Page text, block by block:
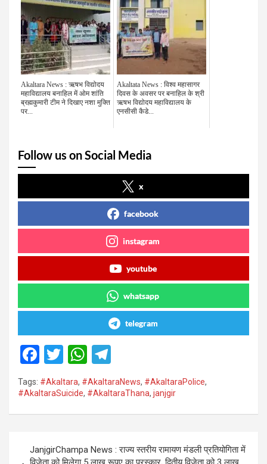
Akaltara News : ऋषभ विद्योदय
महाविद्यालय बनाहिल में ओम शांति
ब्रह्मकुमारी टीम ने दिखाए नशा मुक्ति
पर...
Akaltata News : विश्व महासागर
दिवस के अवसर पर बनाहिल के श्री
ऋषभ विद्योदय महाविद्यालय के
एनसीसी कैडे...
Follow us on Social Media
x
facebook
instagram
youtube
whatsapp
telegram
F
a
ce
b
o
T
wi
tt
er
W
h
at
s
p
el
e
gr
m
Tags: #Akaltara, #AkaltaraNews, #AkaltaraPolice,
#AkaltaraSuicide, #AkaltaraThana, janjgir
navigation
JanjgirChampa News : राज्य स्तरीय रामायण मंडली प्रतियोगिता में